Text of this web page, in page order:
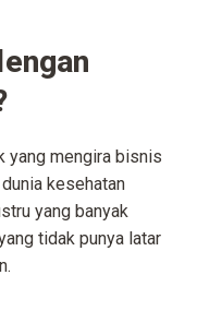
yang mengira bisnis
kesehatan
yang banyak
tidak punya latar